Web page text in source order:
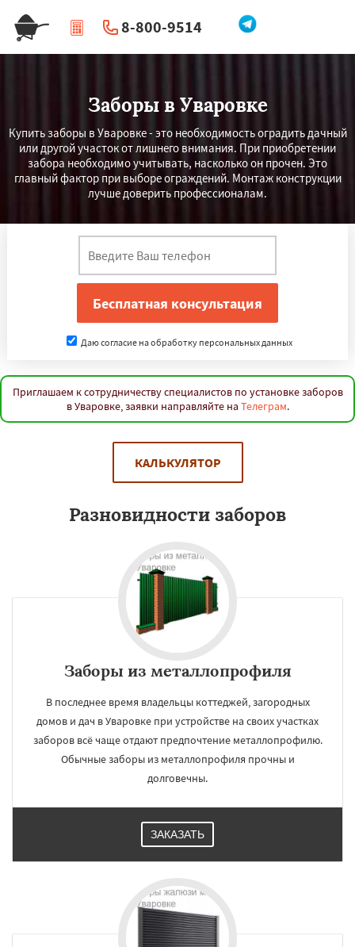
8-800-9514
| Перезвоните мне
Заборы в Уваровке
Купить заборы в Уваровке - это необходимость оградить дачный
или другой участок от лишнего внимания. При приобретении
забора необходимо учитывать, насколько он прочен. Это
главный фактор при выборе ограждений. Монтаж конструкции
лучше доверить профессионалам.
Даю согласие на обработку персональных данных
Приглашаем к сотрудничеству специалистов по установке заборов
в Уваровке, заявки направляйте на Телеграм.
КАЛЬКУЛЯТОР
Разновидности заборов
Заборы из металлопрофиля
В последнее время владельцы коттеджей, загородных
домов и дач в Уваровке при устройстве на своих участках
заборов всё чаще отдают предпочтение металлопрофилю.
Обычные заборы из металлопрофиля прочны и
долговечны.
ЗАКАЗАТЬ